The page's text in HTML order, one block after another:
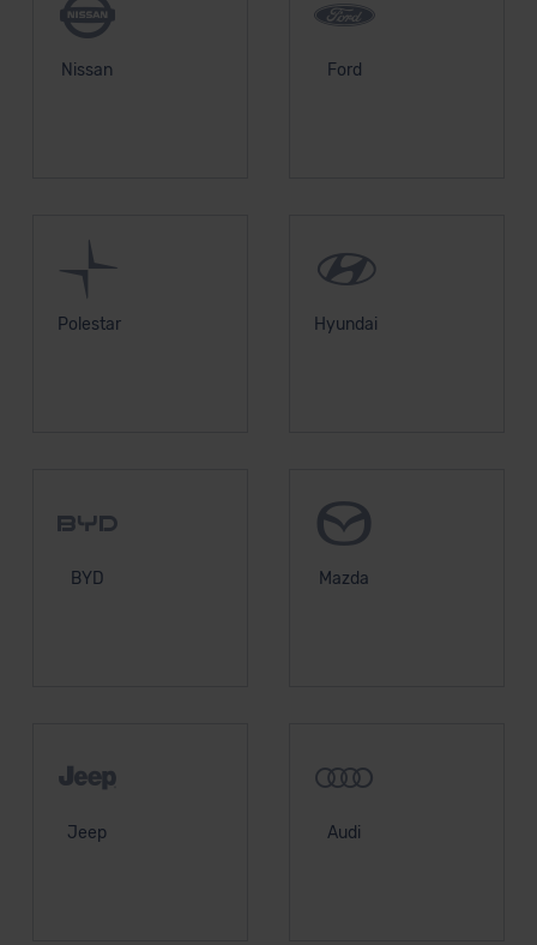
Nissan Ford
Polestar Hyundai
BYD Mazda
Jeep Audi